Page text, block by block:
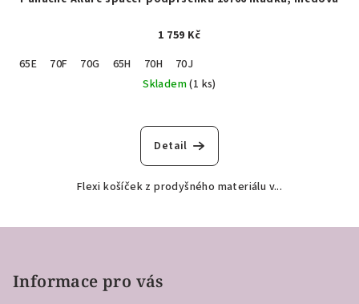
1 759 Kč
65E
70F 70G 65H 70H
70J
Skladem(1 ks)
Detail
Flexi košíček z prodyšného materiálu v...
Informace pro vás